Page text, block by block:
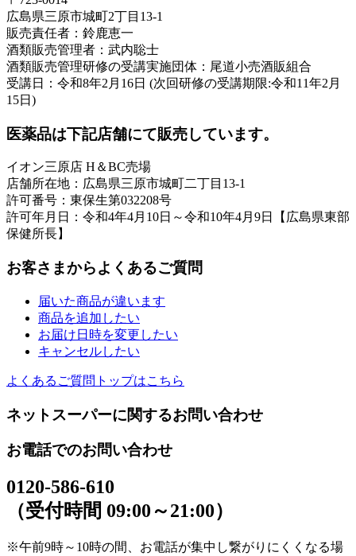
広島県三原市城町2丁目13-1
販売責任者：鈴鹿恵一
酒類販売管理者：武内聡士
酒類販売管理研修の受講実施団体：尾道小売酒販組合
受講日：令和8年2月16日 (次回研修の受講期限:令和11年2月
15日)
医薬品は下記店舗にて販売しています。
イオン三原店 H＆BC売場
店舗所在地：広島県三原市城町二丁目13-1
許可番号：東保生第032208号
許可年月日：令和4年4月10日～令和10年4月9日【広島県東部
保健所長】
お客さまからよくあるご質問
届いた商品が違います
商品を追加したい
お届け日時を変更したい
キャンセルしたい
よくあるご質問トップはこちら
ネットスーパーに関するお問い合わせ
お電話でのお問い合わせ
0120-586-610
（受付時間 09:00～21:00）
※午前9時～10時の間、お電話が集中し繋がりにくくなる場